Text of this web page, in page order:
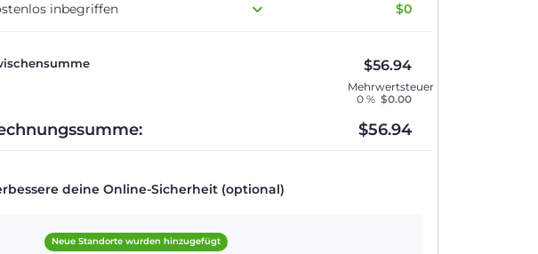
inbegriffen $0
$56.94
Mehrwertsteuer
0 % $0.00
$56.94
deine Online-Sicherheit (optional)
Neue Standorte wurden hinzugefügt